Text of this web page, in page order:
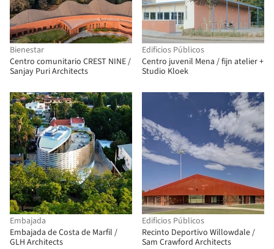
Bienestar
Centro comunitario CREST NINE /
Sanjay Puri Architects
Edificios Públicos
Centro juvenil Mena / fijn atelier +
Studio Kloek
Embajada
Embajada de Costa de Marfil /
GLH Architects
Edificios Públicos
Recinto Deportivo Willowdale /
Sam Crawford Architects